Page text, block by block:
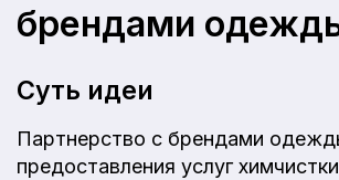
брендами
Суть идеи
Партнерство с брендами
предоставления услуг